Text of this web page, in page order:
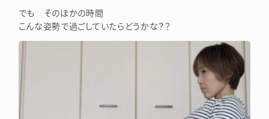
でも そのほかの時間
こんな姿勢で過ごしていたらどうかな？？